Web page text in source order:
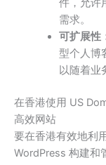
件，允许
需求。
可扩展性
型个人博
以随着业
在香港使用 US
高效网站
要在香港有效地利
WordPress 构建和